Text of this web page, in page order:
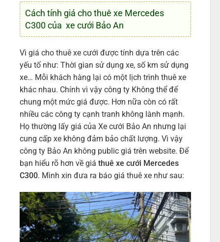
Cách tính giá cho thuê xe Mercedes
C300 của xe cưới Bảo An
Vì giá cho thuê xe cưới được tính dựa trên các
yếu tố như: Thời gian sử dụng xe, số km sử dụng
xe… Mỗi khách hàng lại có một lịch trình thuê xe
khác nhau. Chính vì vậy công ty Không thể để
chung một mức giá được. Hơn nữa còn có rất
nhiều các công ty cạnh tranh không lành mạnh.
Họ thường lấy giá của Xe cưới Bảo An nhưng lại
cung cấp xe không đảm bảo chất lượng. Vì vậy
công ty Bảo An không public giá trên website. Để
bạn hiểu rõ hơn về giá thuê xe cưới Mercedes
C300. Mình xin đưa ra báo giá thuê xe như sau: